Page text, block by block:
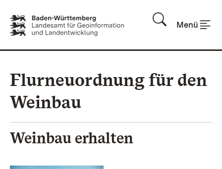
Menü
Flurneuordnung für den
Weinbau
Weinbau erhalten